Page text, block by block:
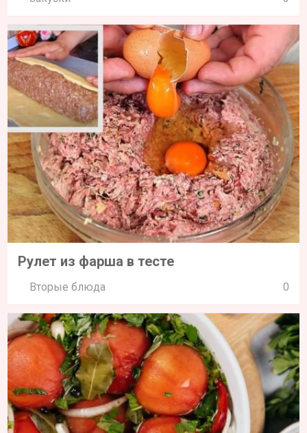
Рулет из фарша в тесте
Вторые блюда 0